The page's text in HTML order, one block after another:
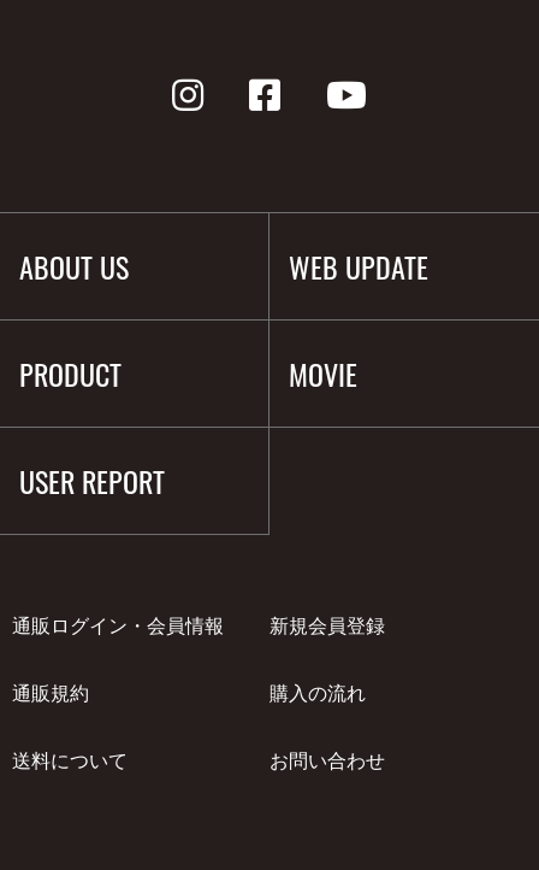
ABOUT US WEB UPDATE
PRODUCT MOVIE
USER REPORT
通販ログイン・会員情報 新規会員登録
通販規約 購入の流れ
送料について お問い合わせ